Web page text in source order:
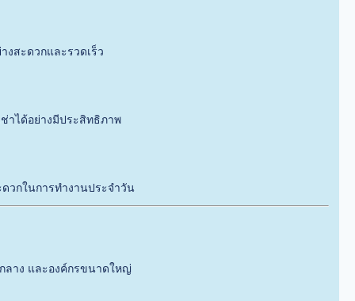
งสะดวกและรวดเร็ว
าได้อย่างมีประสิทธิภาพ
วกในการทำงานประจำวัน
ลาง และองค์กรขนาดใหญ่